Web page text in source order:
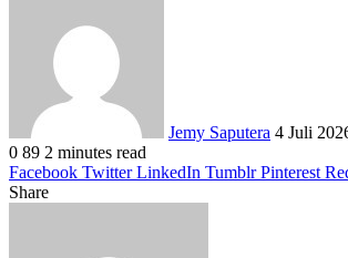
Jemy Saputera 4 Juli
0 89 2 minutes read
Facebook Twitter LinkedIn Tumblr Pinterest
Share